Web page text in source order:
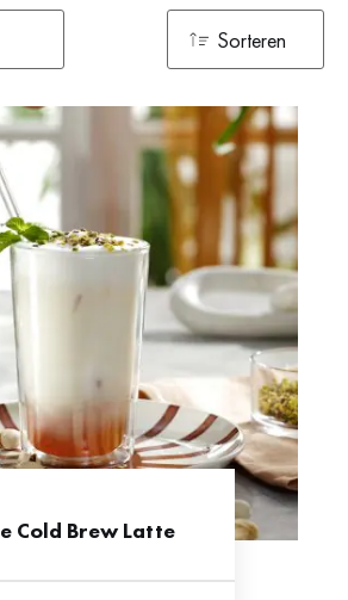
Cold Brew Latte